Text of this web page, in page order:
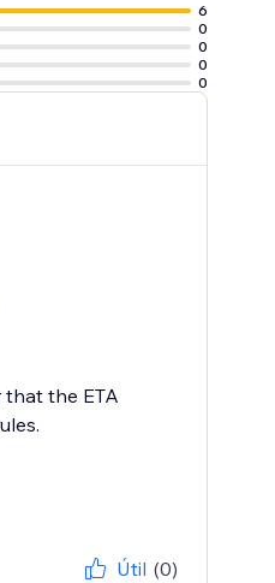
6
0
0
0
0
the ETA
Útil (0)